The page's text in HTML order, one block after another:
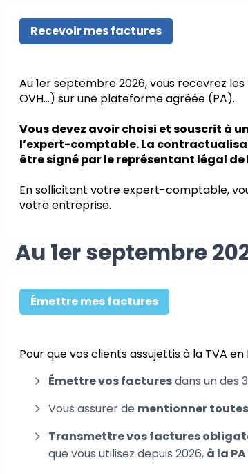
Recevoir mes factures
Au 1er septembre 2026, vous recevrez
OVH…) sur une plateforme agréée (PA).
Vous devez avoir choisi et souscrit à
l’expert-comptable. La
être signé par le représentant légal de
En sollicitant votre expert-comptable,
votre entreprise.
Au 1er septembre
Émettre mes factures
Pour que vos clients assujettis à la TVA
Émettre vos facturesdans un des
Vous assurer de mentionner
Transmettre vos factures
que vous utilisez depuis 2026, à la